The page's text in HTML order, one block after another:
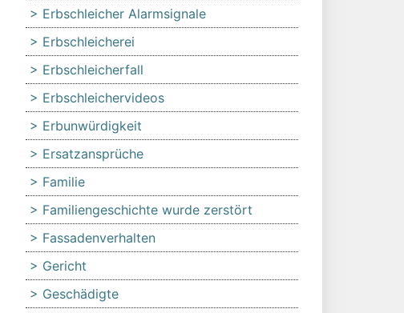
Erbschleicher Alarmsignale
Erbschleicherei
Erbschleicherfall
Erbschleichervideos
Erbunwürdigkeit
Ersatzansprüche
Familie
Familiengeschichte wurde zerstört
Fassadenverhalten
Gericht
Geschädigte